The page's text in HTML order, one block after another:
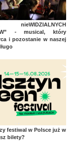
nieWIDZIALNYCH
- musical, który
i pozostanie w naszej
festiwal w Polsce już w
bilety?